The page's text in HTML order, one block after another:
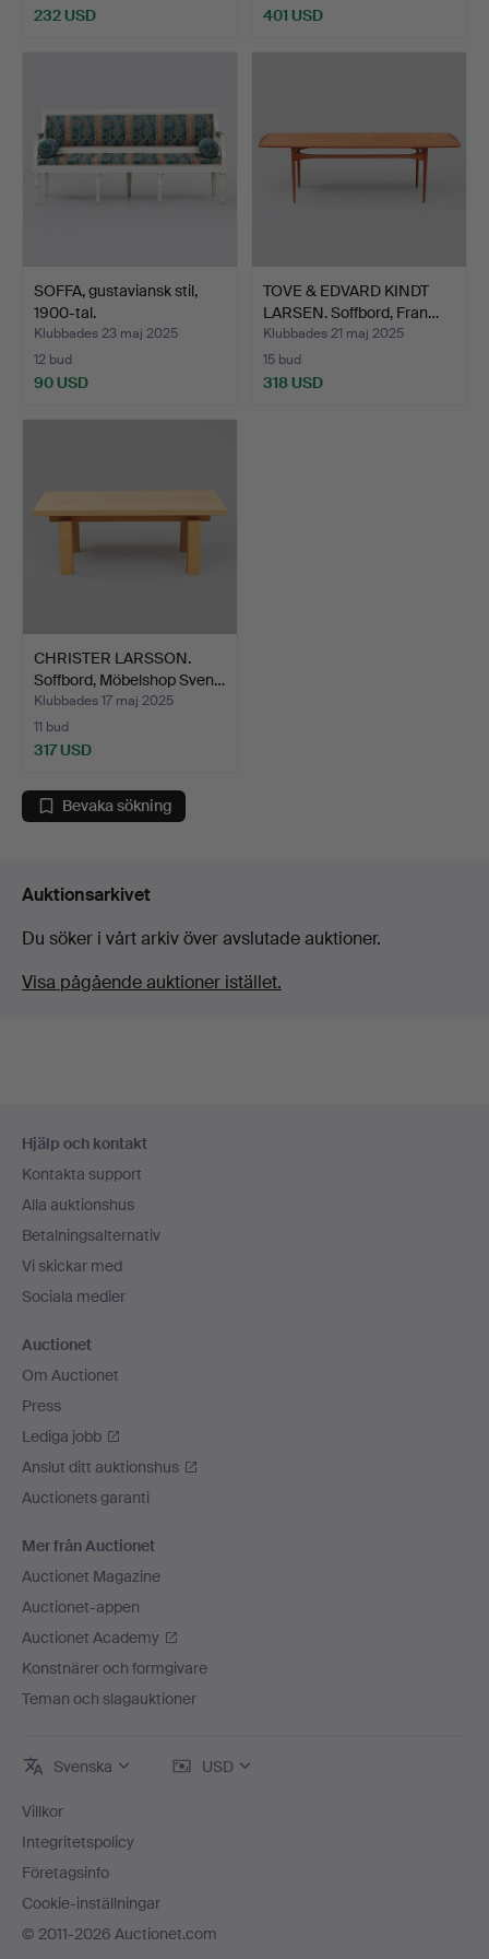
232 USD 401 USD
SOFFA, gustaviansk stil,
1900-tal.
Klubbades 23 maj 2025
12 bud
90 USD
TOVE & EDVARD KINDT
LARSEN. Soffbord, Fran…
Klubbades 21 maj 2025
15 bud
318 USD
CHRISTER LARSSON.
Soffbord, Möbelshop Sven…
Klubbades 17 maj 2025
11 bud
317 USD
Bevaka sökning
Auktionsarkivet
Du söker i vårt arkiv över avslutade auktioner.
Visa pågående auktioner istället.
Hjälp och kontakt
Kontakta support
Alla auktionshus
Betalningsalternativ
Vi skickar med
Sociala medier
Auctionet
Om Auctionet
Press
Lediga jobb
Anslut ditt auktionshus
Auctionets garanti
Mer från Auctionet
Auctionet Magazine
Auctionet-appen
Auctionet Academy
Konstnärer och formgivare
Teman och slagauktioner
Svenska USD
Villkor
Integritetspolicy
Företagsinfo
Cookie-inställningar
© 2011-2026 Auctionet.com